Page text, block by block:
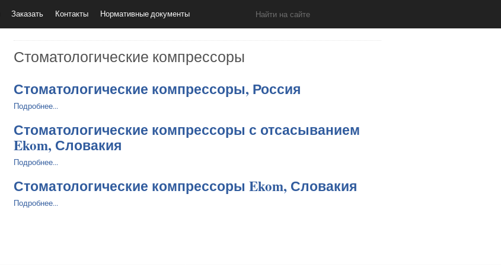
Заказать Контакты Нормативные документы
Стоматологические компрессоры
Стоматологические компрессоры, Россия
Подробнее...
Стоматологические компрессоры с отсасыванием
Ekom, Словакия
Подробнее...
Стоматологические компрессоры Ekom, Словакия
Подробнее...